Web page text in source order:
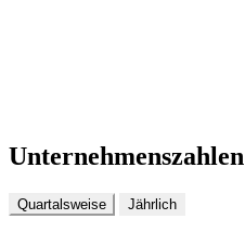
Unternehmenszahlen
Quartalsweise Jährlich